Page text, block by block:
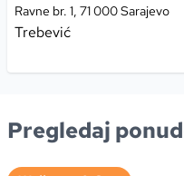
Ravne br. 1, 71 000 Sarajevo
Trebević
Pregledaj